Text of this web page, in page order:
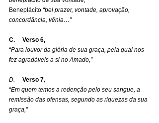
Beneplácito “bel prazer, vontade, aprovação,
concordância, vênia…”
C.     Verso 6,
“Para louvor da glória de sua graça, pela qual nos
fez agradáveis a si no Amado,”
D. Verso 7,
“Em quem temos a redenção pelo seu sangue, a
remissão das ofensas, segundo as riquezas da sua
graça,”